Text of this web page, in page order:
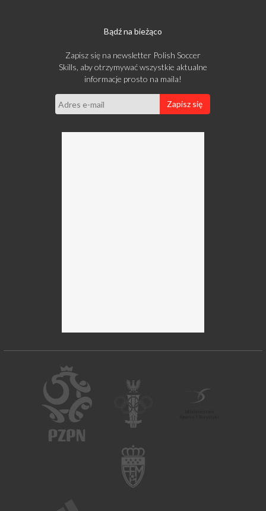
Bądź na bieżąco
Zapisz się na newsletter Polish Soccer
Skills, aby otrzymywać wszystkie aktualne
informacje prosto na maila!
Zapisz się